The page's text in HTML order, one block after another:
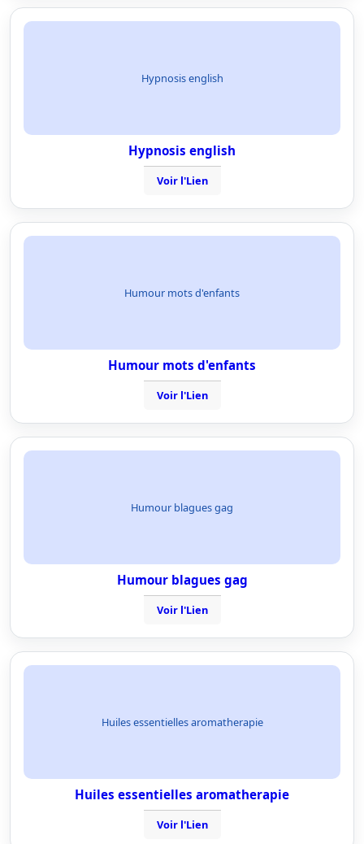
Hypnosis english
Hypnosis english
Voir l'Lien
Humour mots d'enfants
Humour mots d'enfants
Voir l'Lien
Humour blagues gag
Humour blagues gag
Voir l'Lien
Huiles essentielles aromatherapie
Huiles essentielles aromatherapie
Voir l'Lien